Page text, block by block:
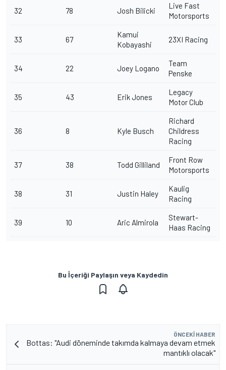
32 78 Josh Bilicki
Live Fast
Motorsports
33 67
Kamui
Kobayashi
23XI Racing
34 22 Joey Logano
Team
Penske
35 43 Erik Jones
Legacy
Motor Club
36 8 Kyle Busch
Richard
Childress
Racing
37 38 Todd Gilliland
Front Row
Motorsports
38 31 Justin Haley
Kaulig
Racing
39 10 Aric Almirola
Stewart-
Haas Racing
Bu İçeriği Paylaşın veya Kaydedin
ÖNCEKI HABER
Bottas: "Audi döneminde takımda kalmaya devam etmek
mantıklı olacak"